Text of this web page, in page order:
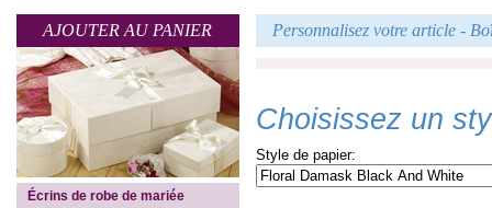
AJOUTER AU PANIER
Écrins de robe de mariée
Personnalisez votre article -
Choisissez un
Style de papier: